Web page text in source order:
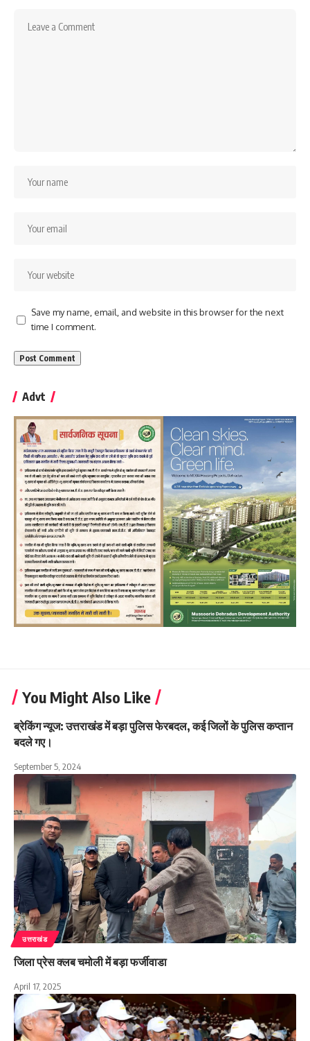
Save my name, email, and website in this browser for the next
time I comment.
Advt
You Might Also Like
ब्रेकिंग न्यूज: उत्तराखंड में बड़ा पुलिस फेरबदल, कई जिलों के पुलिस कप्तान
बदले गए।
September 5, 2024
उत्तराखंड
जिला प्रेस क्लब चमोली में बड़ा फर्जीवाडा
April 17, 2025